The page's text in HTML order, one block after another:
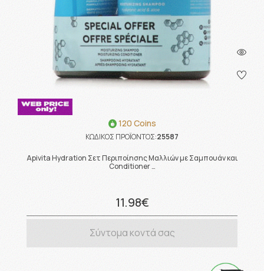
120 Coins
ΚΩΔΙΚΟΣ ΠΡΟΪΟΝΤΟΣ:25587
Apivita Hydration Σετ Περιποίησης Μαλλιών με Σαμπουάν και
Conditioner …
11.98€
Σύντομα κοντά σας